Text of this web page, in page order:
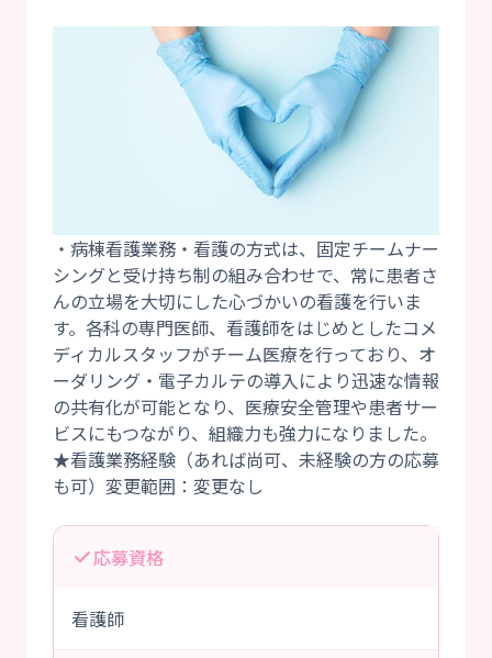
・病棟看護業務・看護の方式は、固定チームナー
シングと受け持ち制の組み合わせで、常に患者さ
んの立場を大切にした心づかいの看護を行いま
す。各科の専門医師、看護師をはじめとしたコメ
ディカルスタッフがチーム医療を行っており、オ
ーダリング・電子カルテの導入により迅速な情報
の共有化が可能となり、医療安全管理や患者サー
ビスにもつながり、組織力も強力になりました。
★看護業務経験（あれば尚可、未経験の方の応募
応募資格
看護師